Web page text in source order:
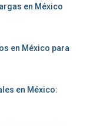
en México
en México para
en México: